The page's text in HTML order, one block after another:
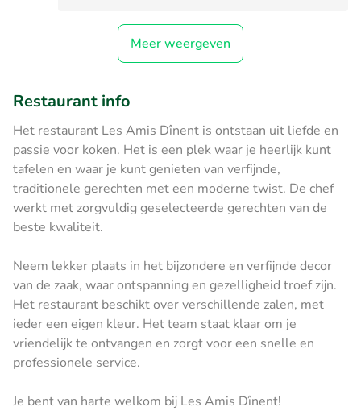
Meer weergeven
Restaurant info
Het restaurant Les Amis Dînent is ontstaan uit liefde en
passie voor koken. Het is een plek waar je heerlijk kunt
tafelen en waar je kunt genieten van verfijnde,
traditionele gerechten met een moderne twist. De chef
werkt met zorgvuldig geselecteerde gerechten van de
beste kwaliteit.
Neem lekker plaats in het bijzondere en verfijnde decor
van de zaak, waar ontspanning en gezelligheid troef zijn.
Het restaurant beschikt over verschillende zalen, met
ieder een eigen kleur. Het team staat klaar om je
vriendelijk te ontvangen en zorgt voor een snelle en
professionele service.
Je bent van harte welkom bij Les Amis Dînent!